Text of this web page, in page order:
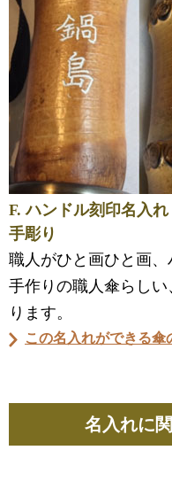
F. ハンドル刻印名入れ
手彫り
職人がひと画ひと画、
手作りの職人傘らし
ります。
この名入れができる傘
名入れに